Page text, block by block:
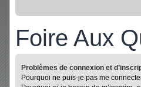
Foire Aux
Problèmes de connexion et
Pourquoi ne puis-je pas me